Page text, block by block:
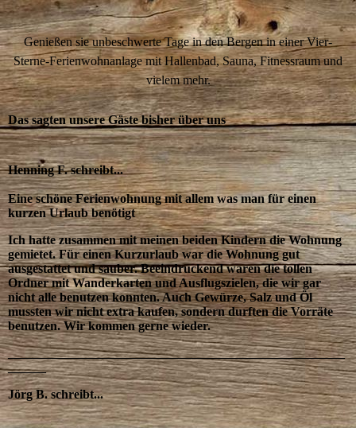
Genießen sie unbeschwerte Tage in den Bergen in einer Vier-
Sterne-Ferienwohnanlage mit Hallenbad, Sauna, Fitnessraum und
vielem mehr.
Das sagten unsere Gäste bisher über uns
Henning F. schreibt...
Eine schöne Ferienwohnung mit allem was man für einen
kurzen Urlaub benötigt
Ich hatte zusammen mit meinen beiden Kindern die Wohnung
gemietet. Für einen Kurzurlaub war die Wohnung gut
ausgestattet und sauber. Beeindruckend waren die tollen
Ordner mit Wanderkarten und Ausflugszielen, die wir gar
nicht alle benutzen konnten. Auch Gewürze, Salz und Öl
mussten wir nicht extra kaufen, sondern durften die Vorräte
benutzen. Wir kommen gerne wieder.
_____________________________________________________
______
Jörg B. schreibt...